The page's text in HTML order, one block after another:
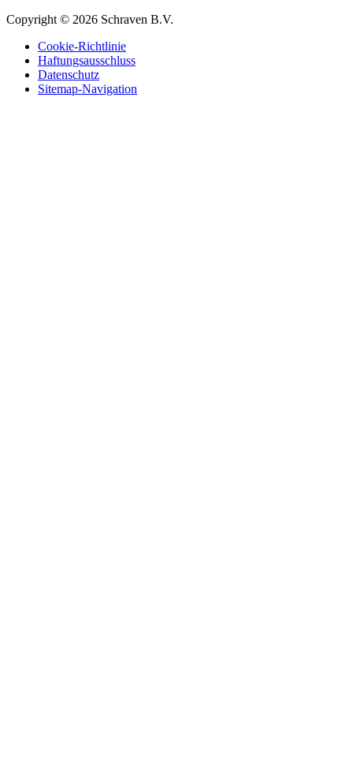
Copyright © 2026 Schraven B.V.
Cookie-Richtlinie
Haftungsausschluss
Datenschutz
Sitemap-Navigation